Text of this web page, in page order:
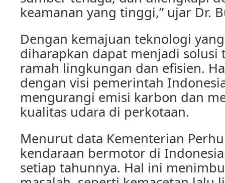
keamanan yang tinggi,” ujar Dr.
Dengan kemajuan teknologi
diharapkan dapat menjadi solusi
ramah lingkungan dan efisien.
dengan visi pemerintah
mengurangi emisi karbon dan
kualitas udara di perkotaan.
Menurut data Kementerian
kendaraan bermotor di
setiap tahunnya. Hal ini